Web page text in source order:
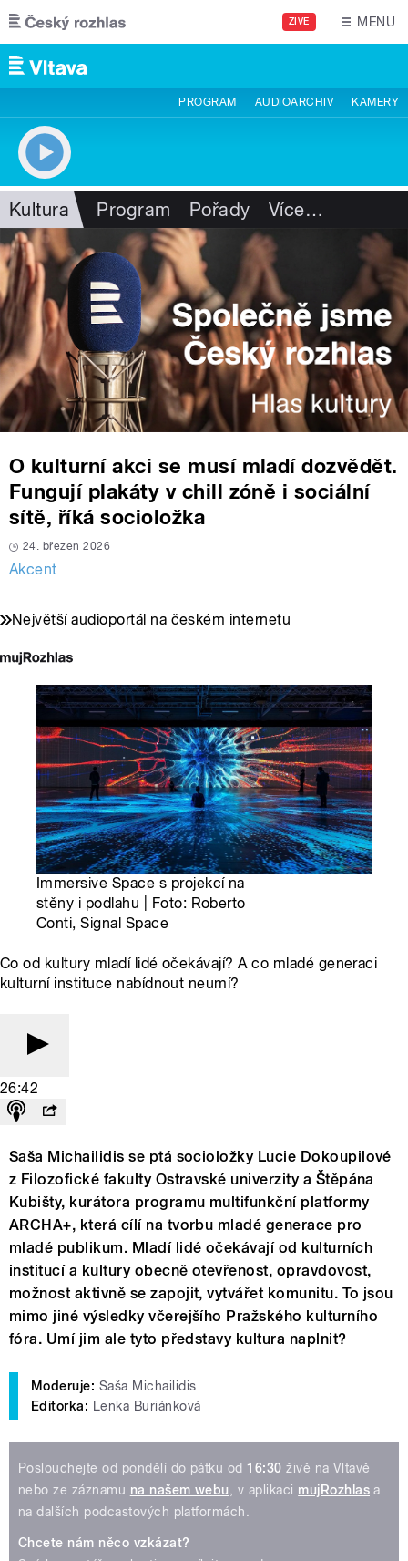
Přejít k hlavnímu obsahu
ŽIVĚ MENU
PROGRAM AUDIOARCHIV KAMERY
Kultura Program Pořady Více…
O kulturní akci se musí mladí dozvědět.
Fungují plakáty v chill zóně i sociální
sítě, říká socioložka
24. březen 2026
Akcent
Největší audioportál na českém internetu
Immersive Space s projekcí na
stěny i podlahu | Foto: Roberto
Conti, Signal Space
Co od kultury mladí lidé očekávají? A co mladé generaci
kulturní instituce nabídnout neumí?
26:42
Saša Michailidis se ptá socioložky Lucie Dokoupilové
z Filozofické fakulty Ostravské univerzity a Štěpána
Kubišty, kurátora programu multifunkční platformy
ARCHA+, která cílí na tvorbu mladé generace pro
mladé publikum. Mladí lidé očekávají od kulturních
institucí a kultury obecně otevřenost, opravdovost,
možnost aktivně se zapojit, vytvářet komunitu. To jsou
mimo jiné výsledky včerejšího Pražského kulturního
fóra. Umí jim ale tyto představy kultura naplnit?
Moderuje: Saša Michailidis
Editorka: Lenka Buriánková
Poslouchejte od pondělí do pátku od 16:30 živě na Vltavě
nebo ze záznamu na našem webu , v aplikaci mujRozhlas a
na dalších podcastových platformách.
Chcete nám něco vzkázat?